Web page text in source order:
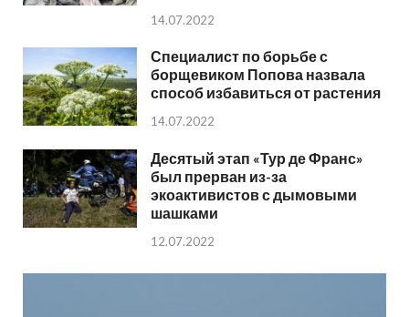
14.07.2022
Специалист по борьбе с
борщевиком Попова назвала
способ избавиться от растения
14.07.2022
Десятый этап «Тур де Франс»
был прерван из-за
экоактивистов с дымовыми
шашками
12.07.2022